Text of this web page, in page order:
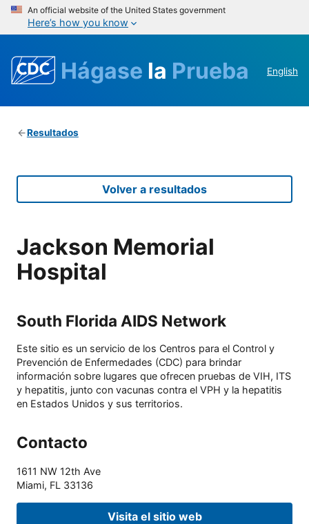
An official website of the United States government
Here’s how you know
Hágase la Prueba English
Resultados
Volver a resultados
Jackson Memorial
Hospital
South Florida AIDS Network
Este sitio es un servicio de los Centros para el Control y
Prevención de Enfermedades (CDC) para brindar
información sobre lugares que ofrecen pruebas de VIH, ITS
y hepatitis, junto con vacunas contra el VPH y la hepatitis
en Estados Unidos y sus territorios.
Contacto
1611 NW 12th Ave
Miami, FL 33136
Visita el sitio web